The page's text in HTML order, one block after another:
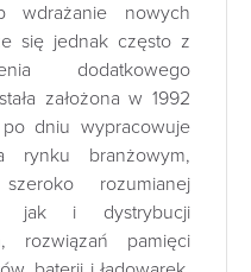
wdrażanie nowych
się jednak często z
dodatkowego
założona w 1992
dniu wypracowuje
rynku branżowym,
rozumianej
jak i dystrybucji
rozwiązań pamięci